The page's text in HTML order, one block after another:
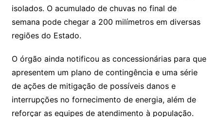
isolados. O acumulado de chuvas no final de
semana pode chegar a 200 milímetros em diversas
regiões do Estado.
O órgão ainda notificou as concessionárias para que
apresentem um plano de contingência e uma série
de ações de mitigação de possíveis danos e
interrupções no fornecimento de energia, além de
reforçar as equipes de atendimento à população.